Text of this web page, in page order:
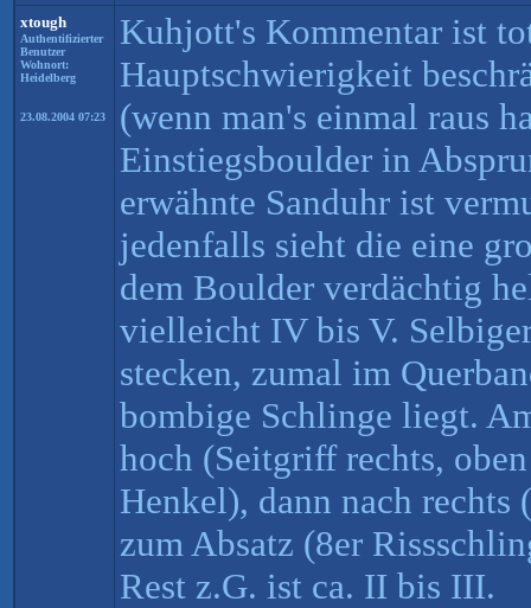
xtough
Authentifizierter
Benutzer
Wohnort:
Heidelberg
23.08.2004 07:23
Kuhjott's Kommentar ist
Hauptschwierigkeit
(wenn man's einmal raus
Einstiegsboulder in
erwähnte Sanduhr ist
jedenfalls sieht die eine
dem Boulder verdächtig
vielleicht IV bis V.
stecken, zumal im
bombige Schlinge liegt.
hoch (Seitgriff rechts,
Henkel), dann nach
zum Absatz (8er
Rest z.G. ist ca. II bis III.